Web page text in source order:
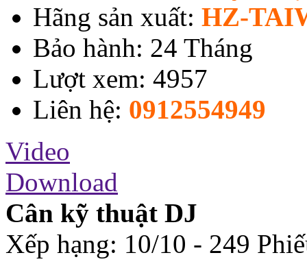
Hãng sản xuất: HZ-
Bảo hành: 24 Tháng
Lượt xem: 4957
Liên hệ: 0912554949
Video
Download
Cân kỹ thuật DJ
Xếp hạng: 10/10 - 249